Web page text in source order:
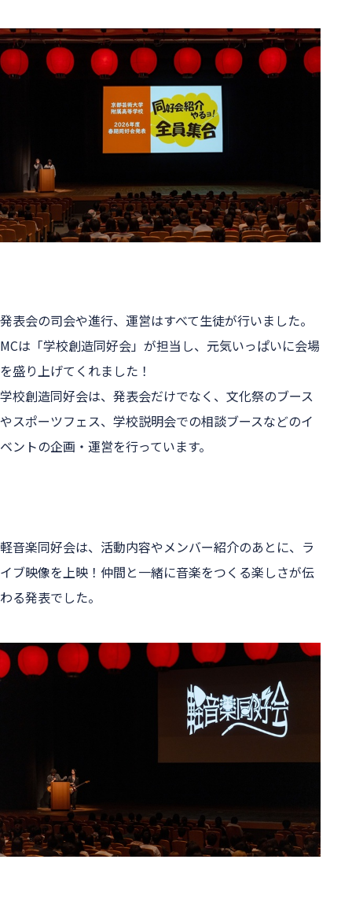
発表会の司会や進行、運営はすべて生徒が行いました。
MCは「学校創造同好会」が担当し、元気いっぱいに会場
を盛り上げてくれました！
学校創造同好会は、発表会だけでなく、文化祭のブース
やスポーツフェス、学校説明会での相談ブースなどのイ
ベントの企画・運営を行っています。
軽音楽同好会は、活動内容やメンバー紹介のあとに、ラ
イブ映像を上映！仲間と一緒に音楽をつくる楽しさが伝
わる発表でした。